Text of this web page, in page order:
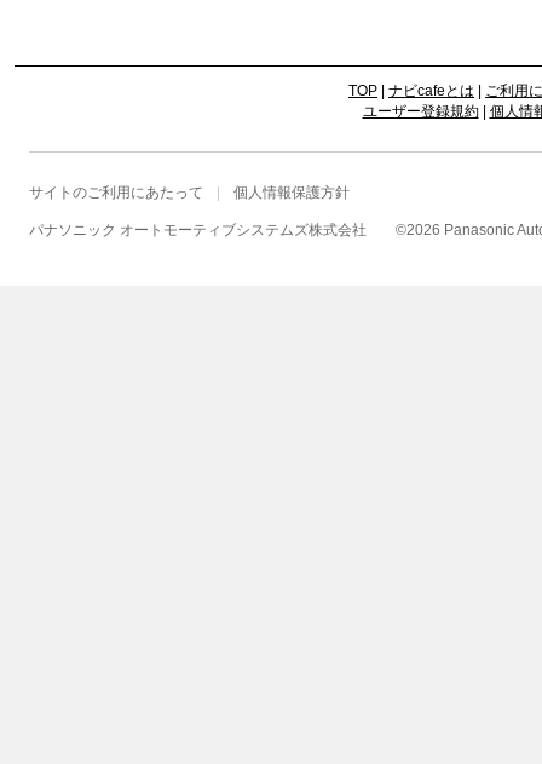
TOP ナビcafeとは
ご利用
ユーザー登録規約| 個人情
サイトのご利用にあたって 個人情報保護方針
パナソニック オートモーティブシステムズ株式会社 ©2026 Panasonic